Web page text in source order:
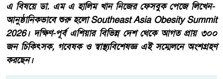
এ বিষয়ে ডা. এম এ হালিম খান নিজের ফেসবুক পেজে লিখেন-
আনুষ্ঠানিকভাবে শুরু হলো Southeast Asia Obesity Summit
2026। দক্ষিণ-পূর্ব এশিয়ার বিভিন্ন দেশ থেকে আগত প্রায় ৩০০
জন চিকিৎসক, গবেষক ও স্বাস্থ্যবিশেষজ্ঞ এই সম্মেলনে অংশগ্রহণ
করছেন।